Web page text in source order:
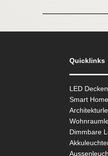
Quicklinks
LED
Smart
Dimmbare